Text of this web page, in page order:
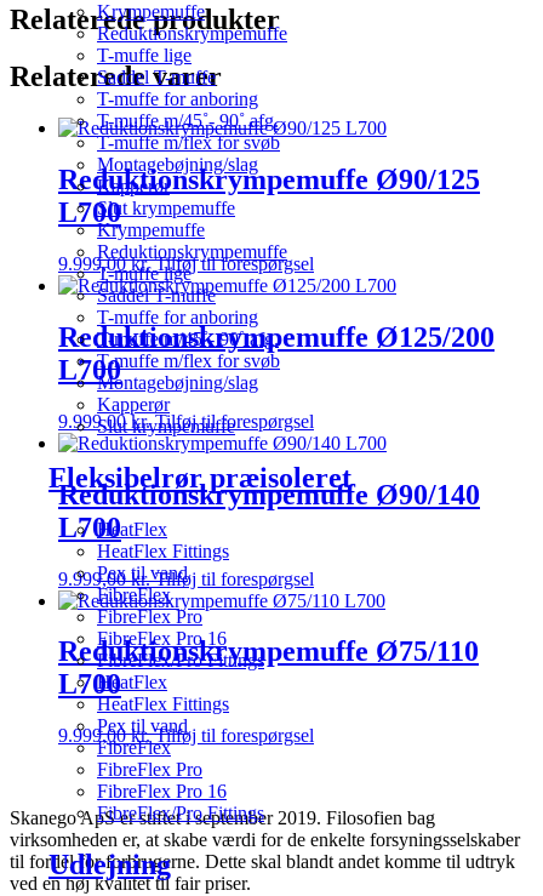
Krympemuffe
Reduktionskrympemuffe
T-muffe lige
Saddel T-muffe
T-muffe for anboring
T-muffe m/45˚- 90˚ afg.
T-muffe m/flex for svøb
Montagebøjning/slag
Kapperør
Slut krympemuffe
Krympemuffe
Reduktionskrympemuffe
T-muffe lige
Saddel T-muffe
T-muffe for anboring
T-muffe m/45˚- 90˚ afg.
T-muffe m/flex for svøb
Montagebøjning/slag
Kapperør
Slut krympemuffe
Fleksibelrør præisoleret
HeatFlex
HeatFlex Fittings
Pex til vand
FibreFlex
FibreFlex Pro
FibreFlex Pro 16
FibreFlex/Pro Fittings
HeatFlex
HeatFlex Fittings
Pex til vand
FibreFlex
FibreFlex Pro
FibreFlex Pro 16
FibreFlex/Pro Fittings
Udlejning
Relaterede produkter
Relaterede varer
Reduktionskrympemuffe Ø90/125
L700
9.999,00kr. Tilføj til forespørgsel
Reduktionskrympemuffe Ø125/200
L700
9.999,00kr. Tilføj til forespørgsel
Reduktionskrympemuffe Ø90/140
L700
9.999,00kr. Tilføj til forespørgsel
Reduktionskrympemuffe Ø75/110
L700
9.999,00kr. Tilføj til forespørgsel
Skanego ApS er stiftet i september 2019. Filosofien bag
virksomheden er, at skabe værdi for de enkelte forsyningsselskaber
til fordel for forbrugerne. Dette skal blandt andet komme til udtryk
ved en høj kvalitet til fair priser.